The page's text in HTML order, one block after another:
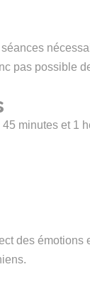
pas possible
minutes et 1
des émotions